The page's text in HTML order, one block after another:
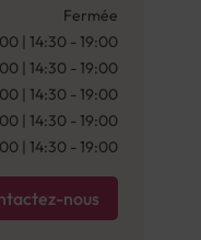
Fermée
| 14:30 - 19:00
| 14:30 - 19:00
| 14:30 - 19:00
| 14:30 - 19:00
| 14:30 - 19:00
nous